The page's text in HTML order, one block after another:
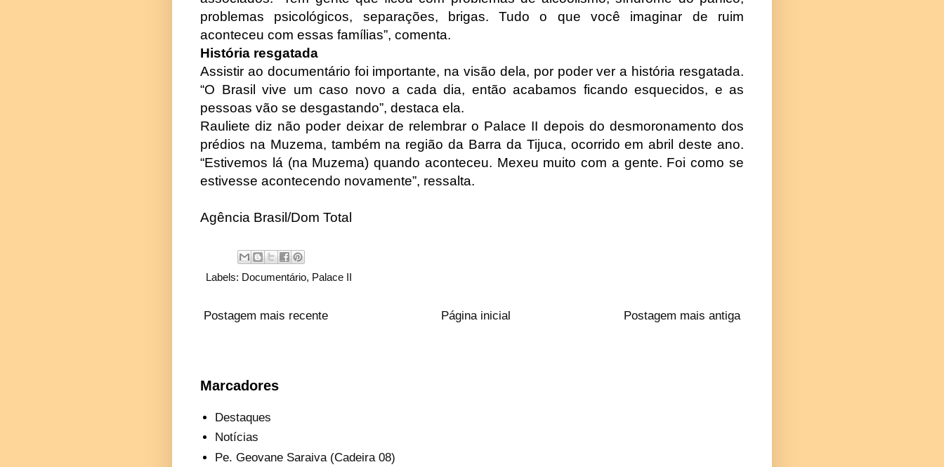
problemas psicológicos, separações, brigas. Tudo o que você imaginar de ruim
aconteceu com essas famílias”, comenta.
História resgatada
Assistir ao documentário foi importante, na visão dela, por poder ver a história resgatada.
“O Brasil vive um caso novo a cada dia, então acabamos ficando esquecidos, e as
pessoas vão se desgastando”, destaca ela.
Rauliete diz não poder deixar de relembrar o Palace II depois do desmoronamento dos
prédios na Muzema, também na região da Barra da Tijuca, ocorrido em abril deste ano.
“Estivemos lá (na Muzema) quando aconteceu. Mexeu muito com a gente. Foi como se
estivesse acontecendo novamente”, ressalta.
Agência Brasil/Dom Total
Labels: Documentário, Palace II
Postagem mais recente Postagem mais antiga
Página inicial
Marcadores
Destaques
Notícias
Pe. Geovane Saraiva (Cadeira 08)